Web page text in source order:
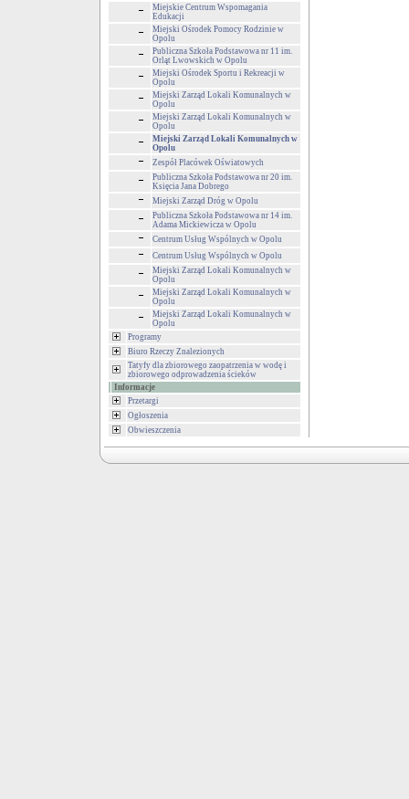
Miejskie Centrum Wspomagania
Edukacji
Miejski Ośrodek Pomocy Rodzinie w
Opolu
Publiczna Szkoła Podstawowa nr 11 im.
Orląt Lwowskich w Opolu
Miejski Ośrodek Sportu i Rekreacji w
Opolu
Miejski Zarząd Lokali Komunalnych w
Opolu
Miejski Zarząd Lokali Komunalnych w
Opolu
Miejski Zarząd Lokali Komunalnych w
Opolu
Zespół Placówek Oświatowych
Publiczna Szkoła Podstawowa nr 20 im.
Księcia Jana Dobrego
Miejski Zarząd Dróg w Opolu
Publiczna Szkoła Podstawowa nr 14 im.
Adama Mickiewicza w Opolu
Centrum Usług Wspólnych w Opolu
Centrum Usług Wspólnych w Opolu
Miejski Zarząd Lokali Komunalnych w
Opolu
Miejski Zarząd Lokali Komunalnych w
Opolu
Miejski Zarząd Lokali Komunalnych w
Opolu
Programy
Biuro Rzeczy Znalezionych
Tatyfy dla zbiorowego zaopatrzenia w wodę i
zbiorowego odprowadzenia ścieków
Informacje
Przetargi
Ogłoszenia
Obwieszczenia